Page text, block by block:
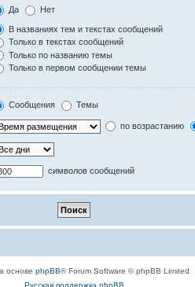
Да Нет
В названиях тем и текстах сообщений
Только в текстах сообщений
Только по названию темы
Только в первом сообщении темы
Сообщения Темы
по возрастанию
символов сообщений
основе phpBB® Forum Software © phpBB Limited
Русская поддержка phpBB